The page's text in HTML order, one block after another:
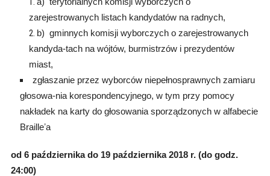
zarejestrowanych listach kandydatów na radnych,
b) gminnych komisji wyborczych o zarejestrowanych
kandyda-tach na wójtów, burmistrzów i prezydentów
miast,
zgłaszanie przez wyborców niepełnosprawnych zamiaru
głosowa-nia korespondencyjnego, w tym przy pomocy
nakładek na karty do głosowania sporządzonych w alfabecie
Brailleʼa
od 6 października do 19 października 2018 r. (do godz.
24:00)